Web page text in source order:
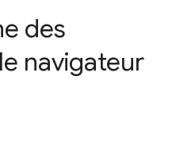
des
navigateur